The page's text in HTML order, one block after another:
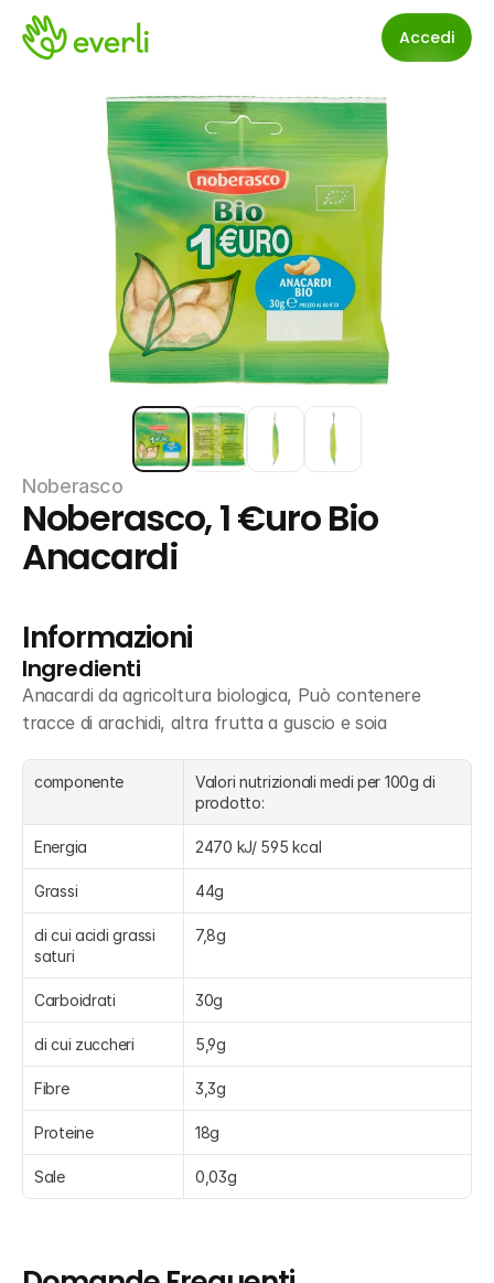
Accedi
Noberasco
Noberasco, 1 €uro Bio
Anacardi
Informazioni
Ingredienti
Anacardi da agricoltura biologica, Può contenere
tracce di arachidi, altra frutta a guscio e soia
componente
Valori nutrizionali medi per 100g di
prodotto:
Energia 2470 kJ/ 595 kcal
Grassi 44g
di cui acidi grassi
saturi
7,8g
Carboidrati 30g
di cui zuccheri 5,9g
Fibre 3,3g
Proteine 18g
Sale 0,03g